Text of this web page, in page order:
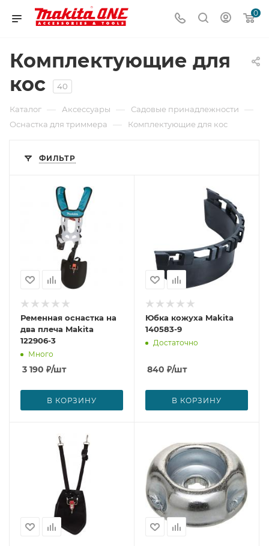
0
Комплектующие для
кос
40
Каталог — Аксессуары — Садовые принадлежности —
Оснастка для триммера — Комплектующие для кос
ФИЛЬТР
Ременная оснастка на
два плеча Makita
122906-3
Много
3 190 ₽/шт
В КОРЗИНУ
Юбка кожуха Makita
140583-9
Достаточно
840 ₽/шт
В КОРЗИНУ